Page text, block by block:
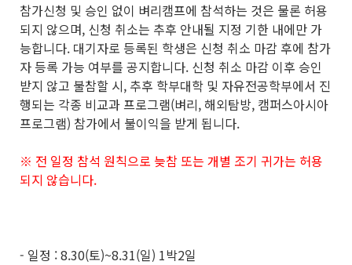
참가신청 및 승인 없이 벼리캠프에 참석하는 것은 물론 허용
되지 않으며, 신청 취소는 추후 안내될 지정 기한 내에만 가
능합니다. 대기자로 등록된 학생은 신청 취소 마감 후에 참가
자 등록 가능 여부를 공지합니다. 신청 취소 마감 이후 승인
받지 않고 불참할 시, 추후 학부대학 및 자유전공학부에서 진
행되는 각종 비교과 프로그램(벼리, 해외탐방, 캠퍼스아시아
프로그램) 참가에서 불이익을 받게 됩니다.
※ 전 일정 참석 원칙으로 늦참 또는 개별 조기 귀가는 허용
되지 않습니다.
- 일정 : 8.30(토)~8.31(일) 1박2일